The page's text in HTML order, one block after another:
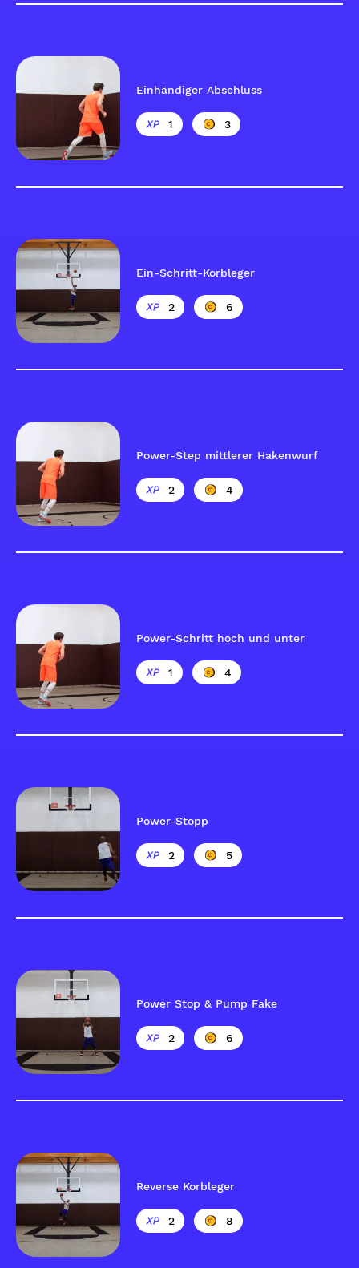
Einhändiger Abschluss
1 3
Ein-Schritt-Korbleger
2 6
Power-Step mittlerer Hakenwurf
2 4
Power-Schritt hoch und unter
1 4
Power-Stopp
2 5
Power Stop & Pump Fake
2 6
Reverse Korbleger
2 8